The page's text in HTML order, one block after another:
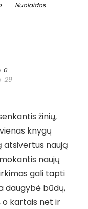
Nuolaidos
0
29
žinių,
knygų
atsivertus naują
naujų
gali tapti
daugybė būdų,
o kartais net ir